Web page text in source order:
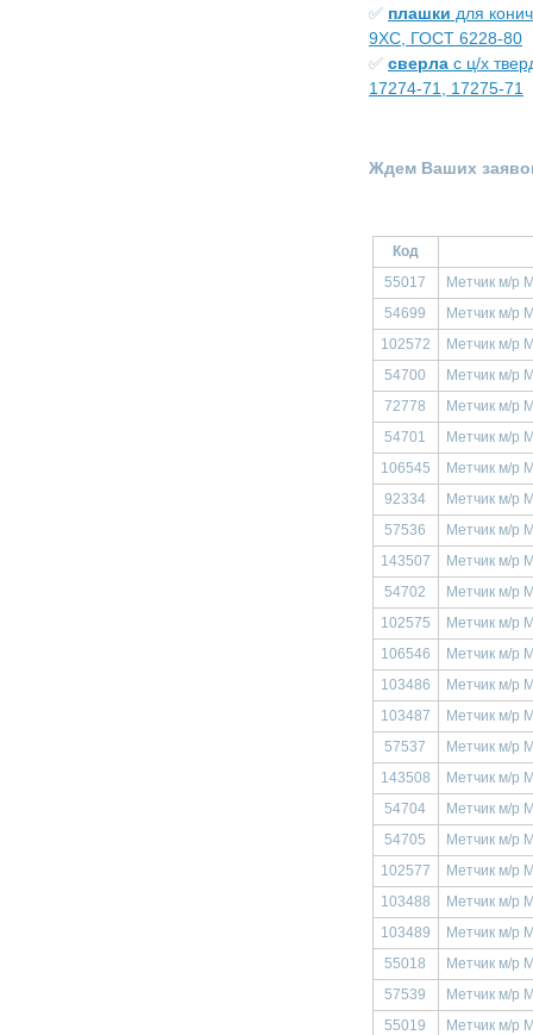
✅ плашки для
9ХС, ГОСТ 6228-80
✅ сверла с ц/х
17274-71, 17275-71
Ждем Ваших
Код
55017
Метчик м/р
54699
Метчик м/р
102572
Метчик м/р
54700
Метчик м/р
72778
Метчик м/р
54701
Метчик м/р
106545
Метчик м/р
92334
Метчик м/р
57536
Метчик м/р
143507
Метчик м/р
54702
Метчик м/р
102575
Метчик м/р
106546
Метчик м/р
103486
Метчик м/р
103487
Метчик м/р
57537
Метчик м/р
143508
Метчик м/р
54704
Метчик м/р
54705
Метчик м/р
102577
Метчик м/р
103488
Метчик м/р
103489
Метчик м/р
55018
Метчик м/р
57539
Метчик м/р
55019
Метчик м/р